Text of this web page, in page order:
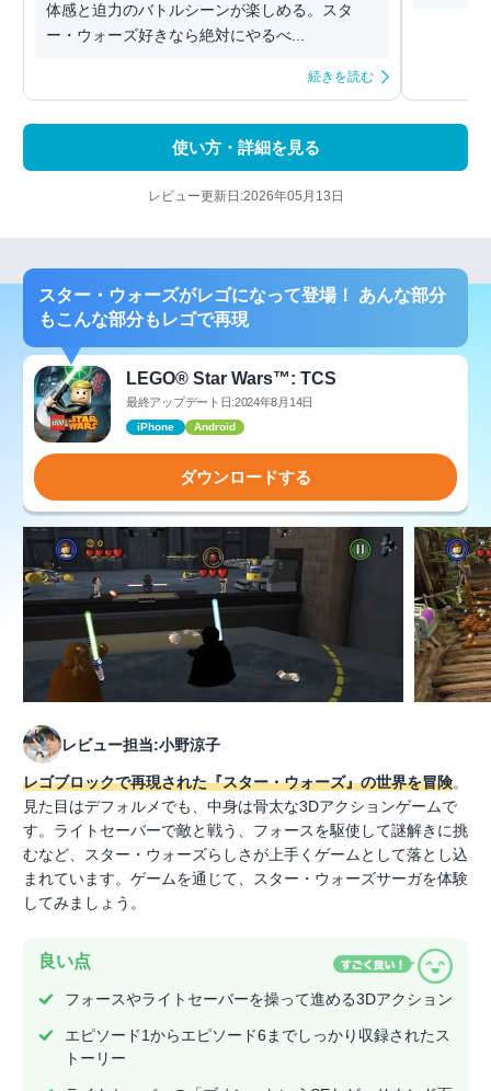
体感と迫力のバトルシーンが楽しめる。スタ
ー・ウォーズ好きなら絶対にやるべ...
続きを読む
使い方・詳細を見る
レビュー更新日:2026年05月13日
スター・ウォーズがレゴになって登場！ あんな部分
もこんな部分もレゴで再現
LEGO® Star Wars™: TCS
最終アップデート日:2024年8月14日
iPhone Android
ダウンロードする
レビュー担当:小野涼子
レゴブロックで再現された『スター・ウォーズ』の世界を冒険。
見た目はデフォルメでも、中身は骨太な3Dアクションゲームで
す。ライトセーバーで敵と戦う、フォースを駆使して謎解きに挑
むなど、スター・ウォーズらしさが上手くゲームとして落とし込
まれています。ゲームを通じて、スター・ウォーズサーガを体験
してみましょう。
良い点
フォースやライトセーバーを操って進める3Dアクション
エピソード1からエピソード6までしっかり収録されたス
トーリー